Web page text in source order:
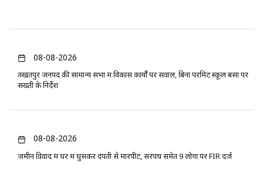
08-08-2026
तखतपुर जनपद की सामान्य सभा में विकास कार्यों पर सवाल, बिना परमिट स्कूल बसों पर
सख्ती के निर्देश
08-08-2026
जमीन विवाद में घर में घुसकर दंपती से मारपीट, सरपंच समेत 9 लोगों पर FIR दर्ज